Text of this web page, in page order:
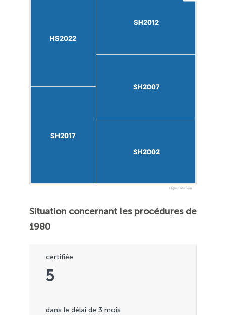
HS2022
HS2022
SH2017
SH2017
SH2012
SH2012
SH2007
SH2007
SH2002
SH2002
Highcharts.com
Situation concernant les procédures de
1980
5
certifiée
dans le délai de 3 mois